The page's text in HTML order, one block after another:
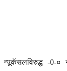
न्यूकॅसलविरुद्ध -0-०